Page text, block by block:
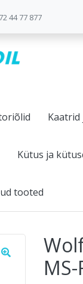
44 77 877
Kaatrid
Kütus ja
tooted
MS-